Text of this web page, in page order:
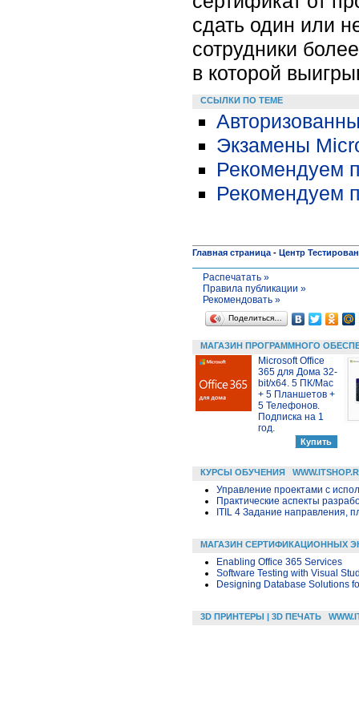
сдать один или
сотрудники
в которой
ССЫЛКИ ПО ТЕМЕ
Экзамены
Рекомендуем
Рекомендуем
Главная страница - Центр
Распечатать »
Правила публикации »
Рекомендовать »
Поделиться…
МАГАЗИН ПРОГРАММНОГО
Microsoft Office
365 для Дома 32-
bit/x64. 5 ПК/Mac
+ 5 Планшетов +
5 Телефонов.
Подписка на 1
год.
КУРСЫ ОБУЧЕНИЯ
Управление проектами с
Практические аспекты
ITIL 4 Задание направления,
МАГАЗИН СЕРТИФИКАЦИОННЫХ
Enabling Office 365 Services
Software Testing with Visual
Designing Database Solutions
3D ПРИНТЕРЫ | 3D ПЕЧАТЬ